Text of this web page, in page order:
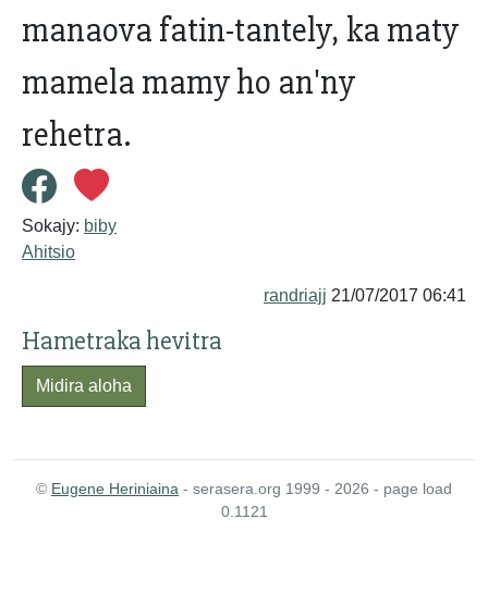
manaova fatin-tantely, ka maty
mamela mamy ho an'ny
rehetra.
Sokajy: biby
Ahitsio
randriajj 21/07/2017 06:41
Hametraka hevitra
Midira aloha
© Eugene Heriniaina - serasera.org 1999 - 2026 - page load
0.1121